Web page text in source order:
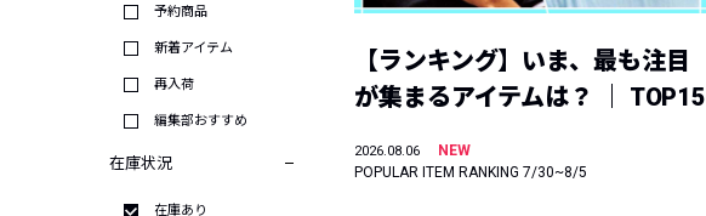
予約商品
新着アイテム
再入荷
編集部おすすめ
在庫状況
在庫あり
【ランキング】いま、最も注目
が集まるアイテムは？ ｜ TOP15
2026.08.06
NEW
POPULAR ITEM RANKING 7/30~8/5